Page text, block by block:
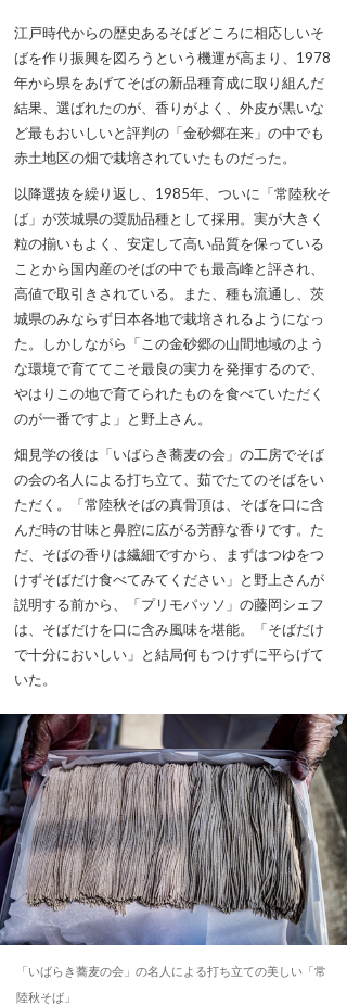
江戸時代からの歴史あるそばどころに相応しいそ
ばを作り振興を図ろうという機運が高まり、1978
年から県をあげてそばの新品種育成に取り組んだ
結果、選ばれたのが、香りがよく、外皮が黒いな
ど最もおいしいと評判の「金砂郷在来」の中でも
赤土地区の畑で栽培されていたものだった。
以降選抜を繰り返し、1985年、ついに「常陸秋そ
ば」が茨城県の奨励品種として採用。実が大きく
粒の揃いもよく、安定して高い品質を保っている
ことから国内産のそばの中でも最高峰と評され、
高値で取引きされている。また、種も流通し、茨
城県のみならず日本各地で栽培されるようになっ
た。しかしながら「この金砂郷の山間地域のよう
な環境で育ててこそ最良の実力を発揮するので、
やはりこの地で育てられたものを食べていただく
のが一番ですよ」と野上さん。
畑見学の後は「いばらき蕎麦の会」の工房でそば
の会の名人による打ち立て、茹でたてのそばをい
ただく。「常陸秋そばの真骨頂は、そばを口に含
んだ時の甘味と鼻腔に広がる芳醇な香りです。た
だ、そばの香りは繊細ですから、まずはつゆをつ
けずそばだけ食べてみてください」と野上さんが
説明する前から、「プリモパッソ」の藤岡シェフ
は、そばだけを口に含み風味を堪能。「そばだけ
で十分においしい」と結局何もつけずに平らげて
いた。
「いばらき蕎麦の会」の名人による打ち立ての美しい「常
陸秋そば」